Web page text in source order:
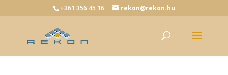
+361 356 45 16 rekon@rekon.hu